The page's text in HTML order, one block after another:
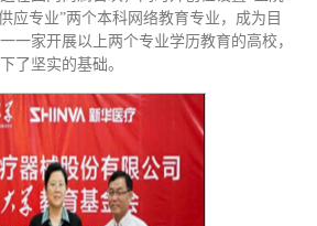
应专业”两个本科网络教育专业，成为目
一家开展以上两个专业学历教育的高校，
了坚实的基础。